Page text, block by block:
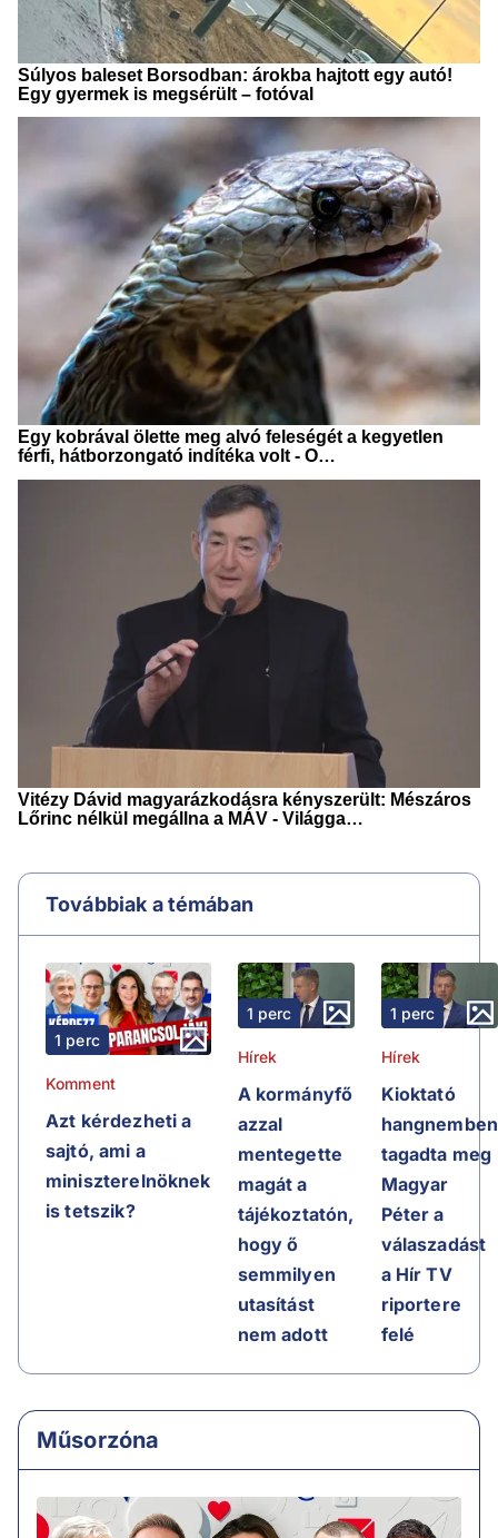
Továbbiak a témában
1 perc
Komment
Azt kérdezheti a
sajtó, ami a
miniszterelnöknek
is tetszik?
1 perc
Hírek
A kormányfő
azzal
mentegette
magát a
tájékoztatón,
hogy ő
semmilyen
utasítást
nem adott
1 perc
Hírek
Kioktató
hangnemben
tagadta meg
Magyar
Péter a
válaszadást
a Hír TV
riportere
felé
Műsorzóna